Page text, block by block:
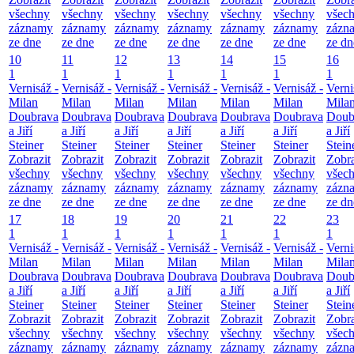
všechny
záznamy
ze dne
všechny
záznamy
ze dne
všechny
záznamy
ze dne
všechny
záznamy
ze dne
všechny
záznamy
ze dne
všechny
záznamy
ze dne
ze
10
1
Vernisáž -
Milan
Doubrava
a Jiří
Steiner
Zobrazit
všechny
záznamy
ze dne
11
1
Vernisáž -
Milan
Doubrava
a Jiří
Steiner
Zobrazit
všechny
záznamy
ze dne
12
1
Vernisáž -
Milan
Doubrava
a Jiří
Steiner
Zobrazit
všechny
záznamy
ze dne
13
1
Vernisáž -
Milan
Doubrava
a Jiří
Steiner
Zobrazit
všechny
záznamy
ze dne
14
1
Vernisáž -
Milan
Doubrava
a Jiří
Steiner
Zobrazit
všechny
záznamy
ze dne
15
1
Vernisáž -
Milan
Doubrava
a Jiří
Steiner
Zobrazit
všechny
záznamy
ze dne
16
1
a Jiří
ze
17
1
Vernisáž -
Milan
Doubrava
a Jiří
Steiner
Zobrazit
všechny
záznamy
18
1
Vernisáž -
Milan
Doubrava
a Jiří
Steiner
Zobrazit
všechny
záznamy
19
1
Vernisáž -
Milan
Doubrava
a Jiří
Steiner
Zobrazit
všechny
záznamy
20
1
Vernisáž -
Milan
Doubrava
a Jiří
Steiner
Zobrazit
všechny
záznamy
21
1
Vernisáž -
Milan
Doubrava
a Jiří
Steiner
Zobrazit
všechny
záznamy
22
1
Vernisáž -
Milan
Doubrava
a Jiří
Steiner
Zobrazit
všechny
záznamy
23
1
a Jiří